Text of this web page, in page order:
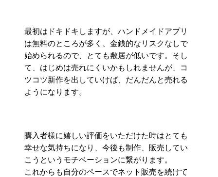
最初はドキドキしますが、 ハンドメイドアプリ
は無料のところが多く、 金銭的なリスクなしで
始められるので、とても敷居が低いです。 そし
て、はじめは売れにくいかもしれませんが、
コ
ツコツ新作を出していけば、だんだんと売れる
ようになります。
購入者様に嬉しい評価をいただけた時はとても
幸せな気持ちになり
、今後も制作、 販売してい
こうというモチベーションに繋がります。
これからも自分のペースでネット販売を続けて